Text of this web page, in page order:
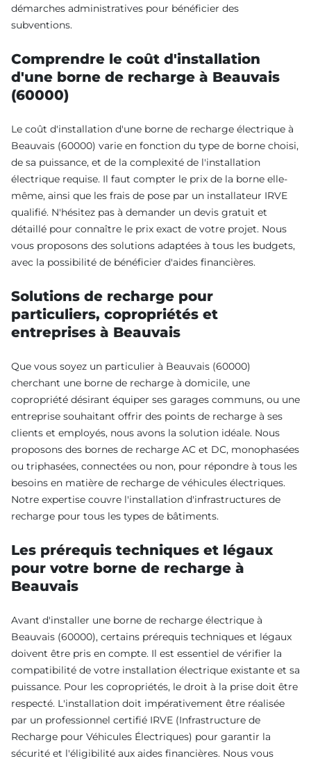
démarches administratives pour bénéficier des
subventions.
Comprendre le coût d'installation
d'une borne de recharge à Beauvais
(60000)
Le coût d'installation d'une borne de recharge électrique à
Beauvais (60000) varie en fonction du type de borne choisi,
de sa puissance, et de la complexité de l'installation
électrique requise. Il faut compter le prix de la borne elle-
même, ainsi que les frais de pose par un installateur IRVE
qualifié. N'hésitez pas à demander un devis gratuit et
détaillé pour connaître le prix exact de votre projet. Nous
vous proposons des solutions adaptées à tous les budgets,
avec la possibilité de bénéficier d'aides financières.
Solutions de recharge pour
particuliers, copropriétés et
entreprises à Beauvais
Que vous soyez un particulier à Beauvais (60000)
cherchant une borne de recharge à domicile, une
copropriété désirant équiper ses garages communs, ou une
entreprise souhaitant offrir des points de recharge à ses
clients et employés, nous avons la solution idéale. Nous
proposons des bornes de recharge AC et DC, monophasées
ou triphasées, connectées ou non, pour répondre à tous les
besoins en matière de recharge de véhicules électriques.
Notre expertise couvre l'installation d'infrastructures de
recharge pour tous les types de bâtiments.
Les prérequis techniques et légaux
pour votre borne de recharge à
Beauvais
Avant d'installer une borne de recharge électrique à
Beauvais (60000), certains prérequis techniques et légaux
doivent être pris en compte. Il est essentiel de vérifier la
compatibilité de votre installation électrique existante et sa
puissance. Pour les copropriétés, le droit à la prise doit être
respecté. L'installation doit impérativement être réalisée
par un professionnel certifié IRVE (Infrastructure de
Recharge pour Véhicules Électriques) pour garantir la
sécurité et l'éligibilité aux aides financières. Nous vous